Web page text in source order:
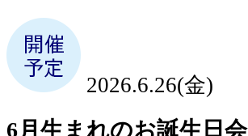
2026.6.26(金)
6月生まれのお誕生日会